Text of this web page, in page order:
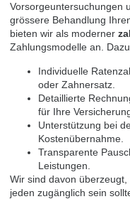
Vorsorgeuntersuchungen
grössere Behandlung
bieten wir als moderner
Zahlungsmodelle an.
Individuelle
oder Zahnersatz.
Detaillierte
für Ihre
Unterstützung bei
Kostenübernahme.
Transparente
Leistungen.
Wir sind davon
jeden zugänglich sein